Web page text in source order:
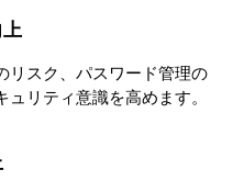
リスク、パスワード管理の
リティ意識を高めます。